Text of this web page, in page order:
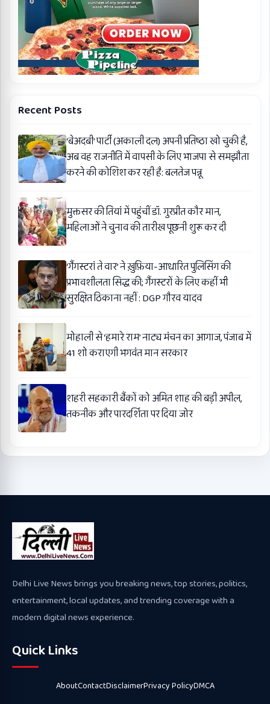
Recent Posts
‘बेअदबी’ पार्टी (अकाली दल) अपनी प्रतिष्ठा खो चुकी है,
अब वह राजनीति में वापसी के लिए भाजपा से समझौता
करने की कोशिश कर रही है: बलतेज पन्नू
मुक्तसर की तियां में पहुंचीं डॉ. गुरप्रीत कौर मान,
महिलाओं ने चुनाव की तारीख पूछनी शुरू कर दी
‘गैंगस्टरां ते वार’ ने ख़ुफ़िया-आधारित पुलिसिंग की
प्रभावशीलता सिद्ध की; गैंगस्टरों के लिए कहीं भी
सुरक्षित ठिकाना नहीं : DGP गौरव यादव
मोहाली से ‘हमारे राम’ नाट्य मंचन का आगाज, पंजाब में
41 शो कराएगी भगवंत मान सरकार
शहरी सहकारी बैंकों को अमित शाह की बड़ी अपील,
तकनीक और पारदर्शिता पर दिया जोर
Delhi Live News brings you breaking news, top stories, politics,
entertainment, local updates, and trending coverage with a
modern digital news experience.
Quick Links
AboutContactDisclaimerPrivacy PolicyDMCA